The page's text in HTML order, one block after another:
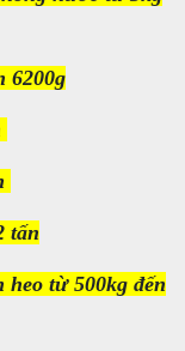
6200g
tấn
từ 500kg đến